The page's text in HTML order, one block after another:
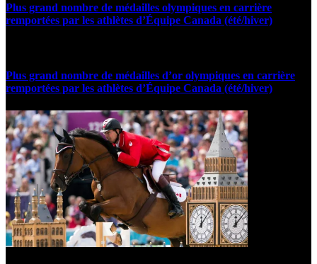
Plus grand nombre de médailles olympiques en carrière
remportées par les athlètes d’Équipe Canada (été/hiver)
Plus grand nombre de médailles d’or olympiques en carrière
remportées par les athlètes d’Équipe Canada (été/hiver)